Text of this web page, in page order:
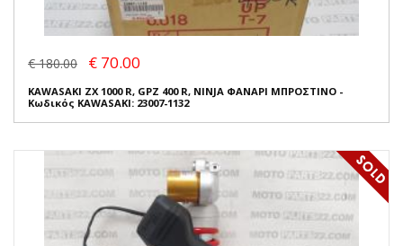
€ 180.00 € 70.00
KAWASAKI ZX 1000 R, GPZ 400 R, NINJA ΦΑΝΑΡΙ ΜΠΡΟΣΤΙΝΟ -
Κωδικός KAWASAKI: 23007-1132